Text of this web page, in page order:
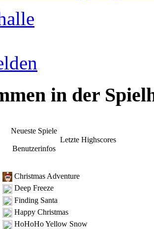
in der
Neueste Spiele
Letzte Highscores
Benutzerinfos
Christmas Adventure
Deep Freeze
Finding Santa
Happy Christmas
HoHoHo Yellow Snow